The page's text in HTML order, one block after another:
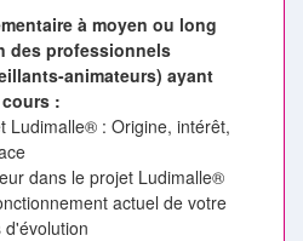
à moyen ou long
des professionnels
animateurs) ayant
:
Ludimalle® : Origine, intérêt,
dans le projet Ludimalle®
actuel de votre